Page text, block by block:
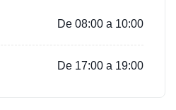
De 08:00 a 10:00
De 17:00 a 19:00